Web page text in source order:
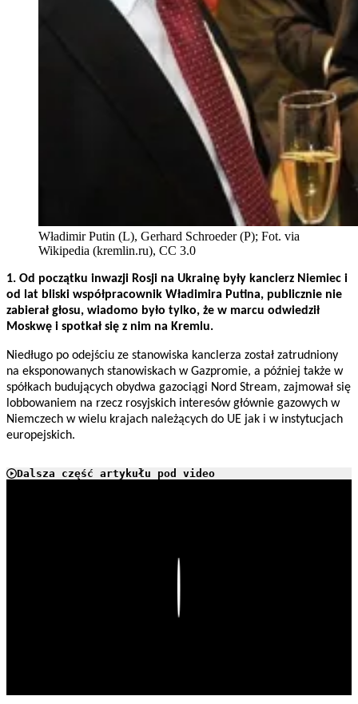
Władimir Putin (L), Gerhard Schroeder (P); Fot. via
Wikipedia (kremlin.ru), CC 3.0
1. Od początku inwazji Rosji na Ukrainę były kanclerz Niemiec i
od lat bliski współpracownik Władimira Putina, publicznie nie
zabierał głosu, wiadomo było tylko, że w marcu odwiedził
Moskwę i spotkał się z nim na Kremlu.
Niedługo po odejściu ze stanowiska kanclerza został zatrudniony
na eksponowanych stanowiskach w Gazpromie, a później także w
spółkach budujących obydwa gazociągi Nord Stream, zajmował się
lobbowaniem na rzecz rosyjskich interesów głównie gazowych w
Niemczech w wielu krajach należących do UE jak i w instytucjach
europejskich.
Dalsza część artykułu pod video